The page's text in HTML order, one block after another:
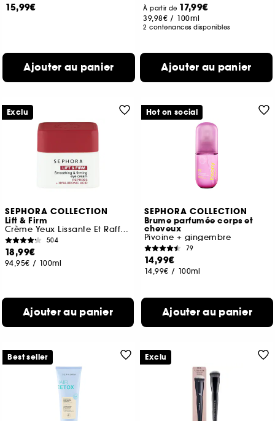
15,99€
Ajouter au panier
À partir de 17,99€
39,98€ / 100ml
2 contenances disponibles
Ajouter au panier
SEPHORA COLLECTION
Lift & Firm
Crème Yeux Lissante Et Raffermissante
504
18,99€
94,95€ / 100ml
Ajouter au panier
Exclu
SEPHORA COLLECTION
Brume parfumée corps et
cheveux
Pivoine + gingembre
79
14,99€
14,99€ / 100ml
Ajouter au panier
Hot on social
Best seller Exclu